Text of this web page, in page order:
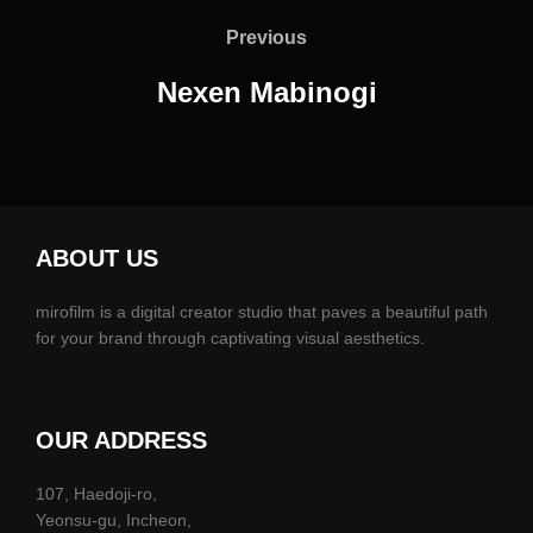
Previous
Previous
Nexen Mabinogi
ABOUT US
mirofilm is a digital creator studio that paves a beautiful path
for your brand through captivating visual aesthetics.
OUR ADDRESS
107, Haedoji-ro,
Yeonsu-gu, Incheon,